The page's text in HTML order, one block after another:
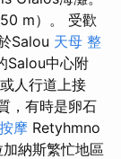
m）。 受歡
Salou 天母 整
Salou中心附
人行道上接
，有時是卵石
摩 Retyhmno
納斯繁忙地區